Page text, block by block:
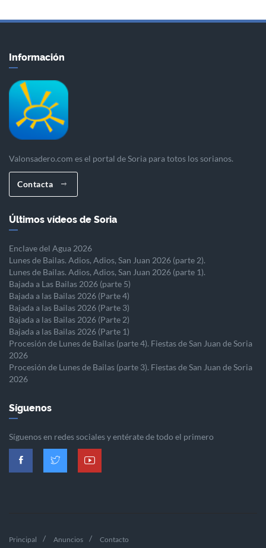
Información
Valonsadero.com es el portal de Soria para totos los sorianos.
Contacta
Últimos vídeos de Soria
Enclave del Agua 2026
Lunes de Bailas. Adios, Adios, San Juan 2026 (parte 2).
Lunes de Bailas. Adios, Adios, San Juan 2026 (parte 1).
Bajada a Las Bailas 2026 (parte 5)
Bajada a las Bailas 2026 (Parte 4)
Bajada a las Bailas 2026 (Parte 3)
Bajada a las Bailas 2026 (Parte 2)
Bajada a las Bailas 2026 (Parte 1)
Procesión de Lunes de Bailas (parte 4). Fiestas de San Juan de Soria
2026
Procesión de Lunes de Bailas (parte 3). Fiestas de San Juan de Soria
2026
Síguenos
Síguenos en redes sociales y entérate de todo el primero
Principal Anuncios Contacto